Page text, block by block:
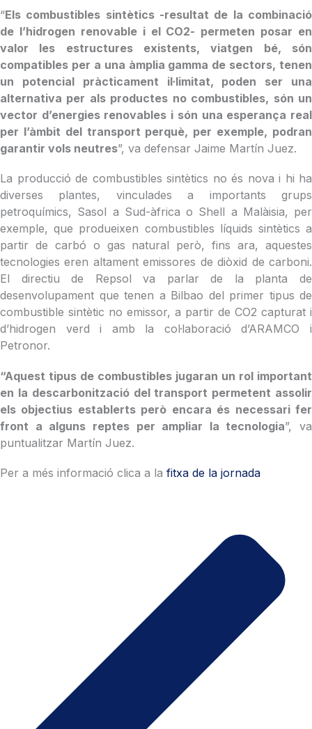
“Els combustibles sintètics -resultat de la combinació
de l’hidrogen renovable i el CO2- permeten posar en
valor les estructures existents, viatgen bé, són
compatibles per a una àmplia gamma de sectors, tenen
un potencial pràcticament il·limitat, poden ser una
alternativa per als productes no combustibles, són un
vector d’energies renovables i són una esperança real
per l’àmbit del transport perquè, per exemple, podran
garantir vols neutres”, va defensar Jaime Martín Juez.
La producció de combustibles sintètics no és nova i hi ha
diverses plantes, vinculades a importants grups
petroquímics, Sasol a Sud-àfrica o Shell a Malàisia, per
exemple, que produeixen combustibles líquids sintètics a
partir de carbó o gas natural però, fins ara, aquestes
tecnologies eren altament emissores de diòxid de carboni.
El directiu de Repsol va parlar de la planta de
desenvolupament que tenen a Bilbao del primer tipus de
combustible sintètic no emissor, a partir de CO2 capturat i
d’hidrogen verd i amb la col·laboració d’ARAMCO i
Petronor.
“Aquest tipus de combustibles jugaran un rol important
en la descarbonització del transport permetent assolir
els objectius establerts però encara és necessari fer
front a alguns reptes per ampliar la tecnologia”, va
puntualitzar Martín Juez.
Per a més informació clica a la fitxa de la jornada